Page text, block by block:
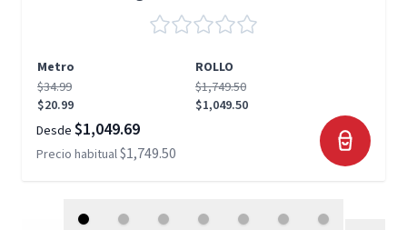
Metro
ROLLO
$34.99
$20.99
$1,749.50
$1,049.50
Desde $1,049.69
Precio habitual$1,749.50